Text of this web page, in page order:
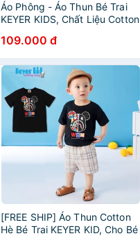
Áo Phông - Áo Thun Bé Trai
KEYER KIDS, Chất Liệu Cotton
Cách Hình Khủng Long AT46
109.000 đ
[FREE SHIP] Áo Thun Cotton
Hè Bé Trai KEYER KID, Cho Bé